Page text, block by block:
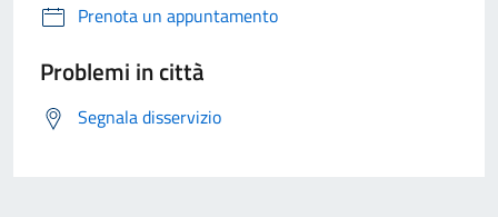
Prenota un appuntamento
Problemi in città
Segnala disservizio